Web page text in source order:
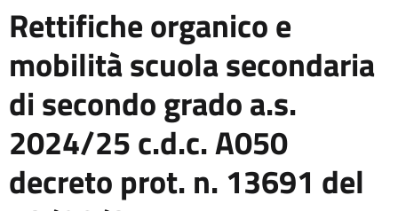
Rettifiche organico e
mobilità scuola secondaria
di secondo grado a.s.
2024/25 c.d.c. A050
decreto prot. n. 13691 del